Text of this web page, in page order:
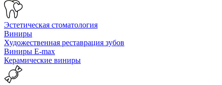
Эстетическая стоматология
Виниры
Художественная реставрация зубов
Виниры E-max
Керамические виниры